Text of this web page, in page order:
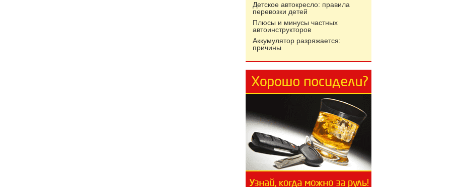
Детское автокресло: правила
перевозки детей
Плюсы и минусы частных
автоинструкторов
Аккумулятор разряжается:
причины